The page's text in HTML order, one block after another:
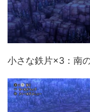
小さな鉄片×3：南